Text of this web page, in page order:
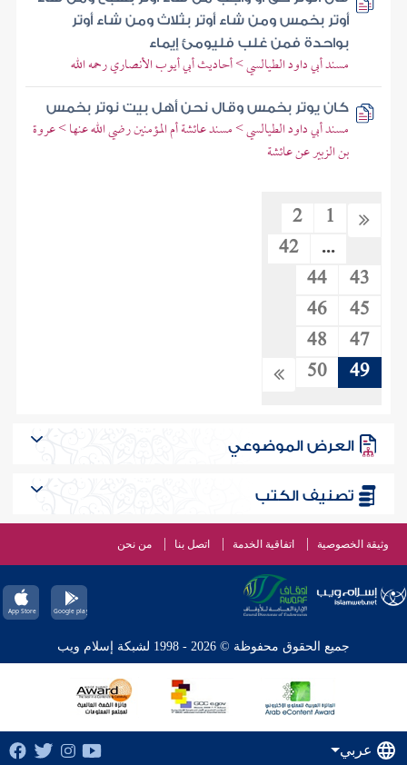
أوتر بخمس ومن شاء أوتر بثلاث ومن شاء أوتر
بواحدة فمن غلب فليومئ إيماء
مسند أبي داود الطيالسي > أحاديث أبي أيوب الأنصاري رحمه الله
كان يوتر بخمس وقال نحن أهل بيت نوتر بخمس
مسند أبي داود الطيالسي > مسند عائشة أم المؤمنين رضي الله عنها > عروة
بن الزبير عن عائشة
1
2
...
42
43
44
45
46
47
48
49
50
العرض الموضوعي
تصنيف الكتب
وثيقة الخصوصية اتفاقية الخدمة اتصل بنا من نحن
جميع الحقوق محفوظة © 2026 - 1998 لشبكة إسلام ويب
عربي